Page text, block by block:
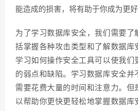
能造成的损害，将有助于你成为更
为了学习数据库安全，我们需要了
括掌握各种攻击类型和了解数据库
学习如何操作安全工具可以使我们
的弱点和缺陷。学习数据库安全并
需要花费大量的时间和注意力。但
以帮助你更快更轻松地掌握数据库